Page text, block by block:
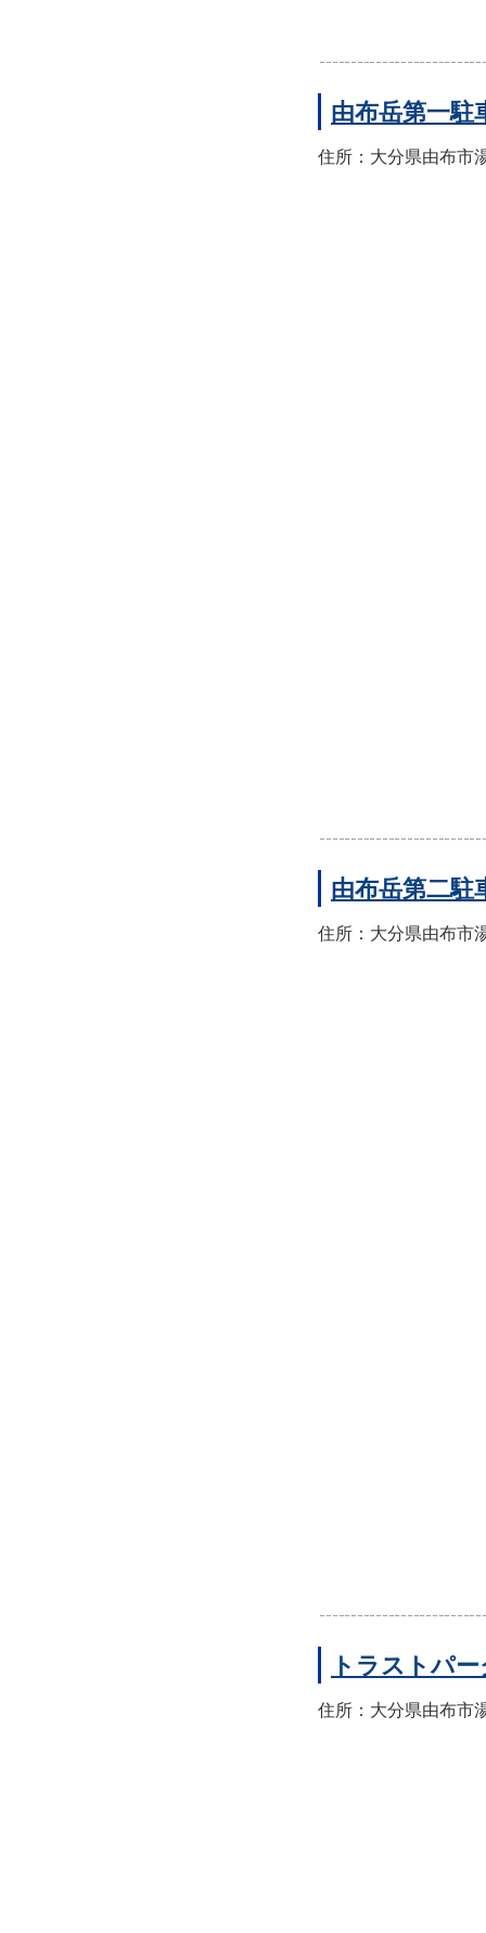
由布岳第一駐
住所：大分県由布市
由布岳第二駐
住所：大分県由布市
トラストパ
住所：大分県由布市